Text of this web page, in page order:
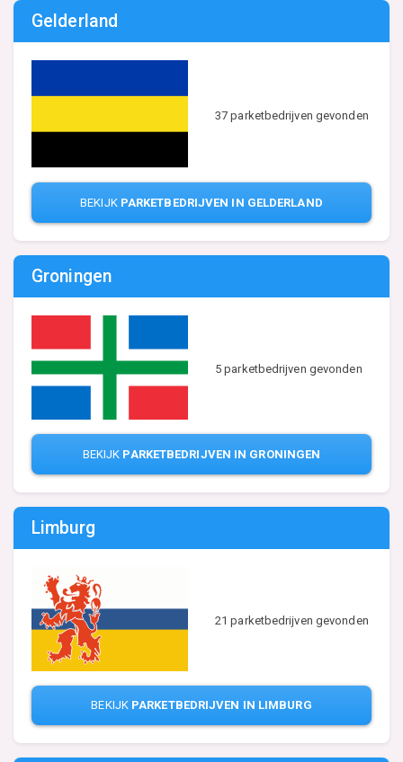
Gelderland
37 parketbedrijven gevonden
BEKIJK PARKETBEDRIJVEN IN GELDERLAND
Groningen
5 parketbedrijven gevonden
BEKIJK PARKETBEDRIJVEN IN GRONINGEN
Limburg
21 parketbedrijven gevonden
BEKIJK PARKETBEDRIJVEN IN LIMBURG